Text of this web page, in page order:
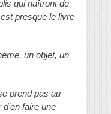
qui naîtront de
presque le livre
un objet, un
prend pas au
faire une